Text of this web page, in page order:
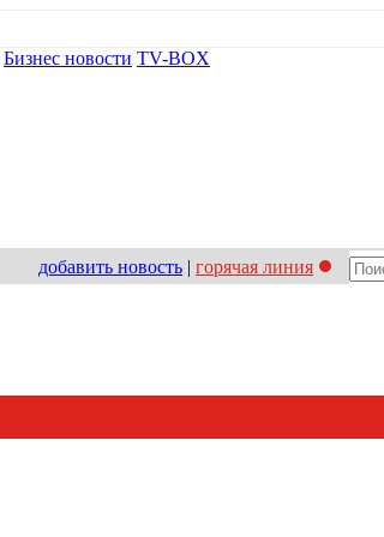
Бизнес новости TV-BOX
добавить новость | горячая линия